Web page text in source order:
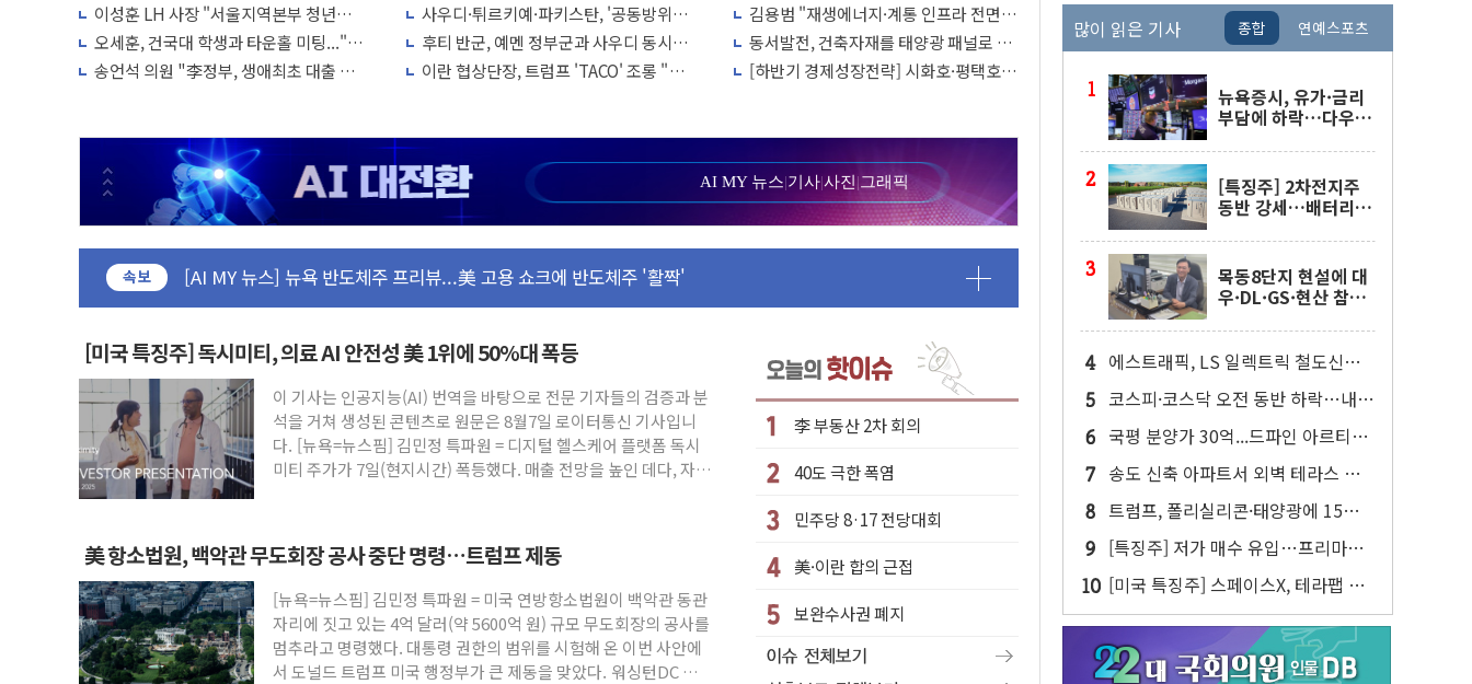
이성훈 LH 사장 "서울지역본부 청년주
택으로"…직원 사기 회복도 숙제
오세훈, 건국대 학생과 타운홀 미팅..."청
년 주택 7.4만가구 공급 실현"
송언석 의원 "李정부, 생애최초 대출 6억
사우디·튀르키예·파키스탄, '공동방위
협정' 체결… 수니파 국가들의 새 안보
협력 구도
후티 반군, 예멘 정부군과 사우디 동시 공
격… 위기 고조되는 또 다른 중동 화약고
이란 협상단장, 트럼프 'TACO' 조롱 "쇼
김용범 "재생에너지·계통 인프라 전면
개편…8월 '국가 에너지 비전' 발표"
동서발전, 건축자재를 태양광 패널로 활
용한다…차세대 에너지 기술 실증 착수
[하반기 경제성장전략] 시화호·평택호
AI MY 뉴스|기사|사진 |그래픽
속보
유럽증시, 美 고용 예상 밖 부진에 연준 금리 인상 가능성 낮아지며 상승… STOXX 600 지수는 나흘 연속
최고치
미 연준 매파 기세 꺾이나…고용 감소에 9월 동결 전망 우세
[종합] 이슬람 수니파 3국, '공동방위협정' 체결… 이스라엘·이란 위협에 맞설 자체 억지력 강화
美 항소법원, 백악관 무도회장 공사 중단 명령…트럼프 제동
이란 핵심 원유 수출항 '하르그섬', 최근 1주일 이상 '올스톱'… 美 해상봉쇄 영향
美 고용 쇼크에 엔화 장중 급등…시장은 "또 개입했나" 촉각
[AI MY 뉴스] 뉴욕 반도체주 프리뷰...美 고용 쇼크에 반도체주 '활짝'
뉴욕증시 프리뷰, 美 고용 쇼크에 금리 인상 우려 후퇴…나스닥 선물 1%대 상승
[종합] 美 7월 고용 2만3000명 감소 '쇼크'…9월 금리 인상 기대 후퇴
[사진] 이슬람 수니파 3개국, 공동방위협정 체결
뉴욕증시 개장 전 특징주...아틀라시안·클라우드플레어·태양광주↑ VS 트레이드데스크·웬디스↓
보훈부, 미 DPAA와 MOU… "6·25 미군 실종자 7359명 끝까지 찾겠다"
트럼프 "금리 내려야"…파월 때와 달리 워시엔 톤 낮춰
특정 정치인 측근 포항시 정책특보 내정설...포항시 '시끌'
李 "해남 태양광, 대한민국 다음 100년 밑거름…수도권 집중 완화 전환점"
李 대통령, '6시간 마라톤 부동산 2차 회의' 주재… "전폭적 공급 확대·속도전 총력"
트럼프, 中 겨냥 폴리실리콘 관세 15% 부과…美 태양광주 급등
[사진] 빈살만과 에르도안의 만남
이란와이어 "이란 최고지도자 위독…곧 사망해도 놀랍지 않아"
[미국 특징주] 독시미티, 의료 AI 안전성 美 1위에 50%대 폭등
이 기사는 인공지능(AI) 번역을 바탕으로 전문 기자들의 검증과 분
석을 거쳐 생성된 콘텐츠로 원문은 8월7일 로이터통신 기사입니
다. [뉴욕=뉴스핌] 김민정 특파원 = 디지털 헬스케어 플랫폼 독시
미티 주가가 7일(현지시간) 폭등했다. 매출 전망을 높인 데다, 자사
美 항소법원, 백악관 무도회장 공사 중단 명령…트럼프 제동
[뉴욕=뉴스핌] 김민정 특파원 = 미국 연방항소법원이 백악관 동관
자리에 짓고 있는 4억 달러(약 5600억 원) 규모 무도회장의 공사를
멈추라고 명령했다. 대통령 권한의 범위를 시험해 온 이번 사안에
서 도널드 트럼프 미국 행정부가 큰 제동을 맞았다. 워싱턴DC 연
李 부동산 2차 회의
40도 극한 폭염
민주당 8·17 전당대회
美·이란 합의 근접
보완수사권 폐지
많이 읽은 기사 종합 연예스포츠
뉴욕증시, 유가·금리
부담에 하락…다우 5
[특징주] 2차전지주
동반 강세…배터리3
목동8단지 현설에 대
우·DL·GS·현산 참
가' 조건
에스트래픽, LS 일렉트릭 철도신호
사업 인수 계약
코스피·코스닥 오전 동반 하락…내
린 종목이 두 배 넘어
국평 분양가 30억...드파인 아르티아
15가구 '줍줍' 나왔다
송도 신축 아파트서 외벽 테라스 떨
어져…SK에코플랜트 "전수 조사"
트럼프, 폴리실리콘·태양광에 15%
관세…한국 등엔 '합산 상한' 적용
[특징주] 저가 매수 유입…프리마켓
대형주 소폭 반등
[미국 특징주] 스페이스X, 테라팹 부
지에 천연가스 발전소 건설 예정